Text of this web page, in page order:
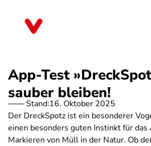
App-Test
sauber bleiben!
Stand:16. Oktober 2025
Der DreckSpotz ist ein besonderer
einen besonders guten Instinkt für das
Markieren von Müll in der Natur. Ob